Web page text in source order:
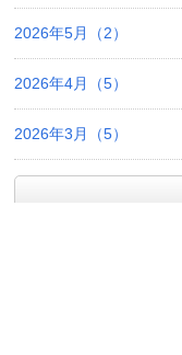
2026年5月（2）
2026年4月（5）
2026年3月（5）